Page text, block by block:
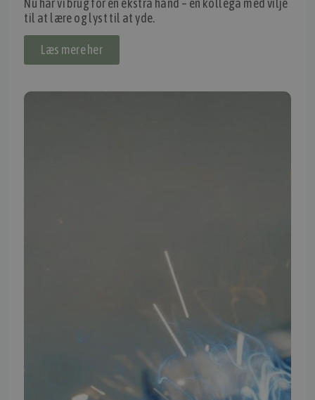
Thomas Møller Pedersen Aps.
Elmevej 18, Glyngøre 7870 Roslev
info@tmp.dk
CVR: 29625425
Artikler
TMP Historie
Cookie og Privatlivspolitik
Salgs- og leveringsbetingelser
Vores brands
09:00 - 16:00
09:00 - 15:30
Lukket
Nu har vi brug for en ekstra hånd – en kollega med vilje
til at lære og lyst til at yde.
Læs mere her